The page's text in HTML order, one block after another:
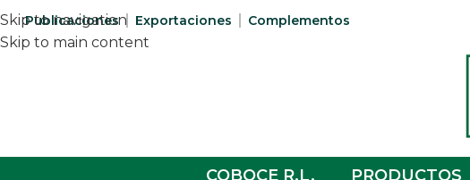
Skip to navigation
Skip to main content
Publicaciones Exportaciones Complementos
COBOCE R.L. PRODUCTOS